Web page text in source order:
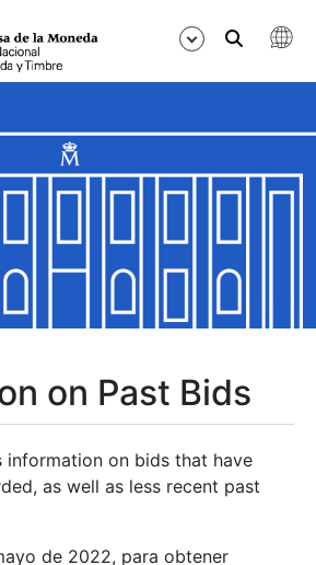
on Past Bids
information on bids that have
as well as less recent past
de 2022, para obtener